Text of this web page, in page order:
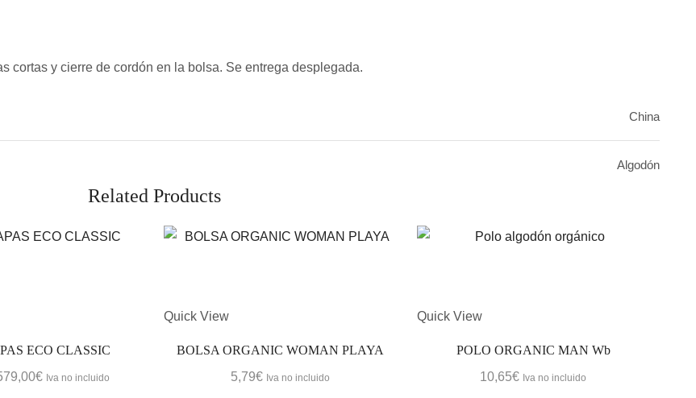
cortas y cierre de cordón en la bolsa. Se entrega desplegada.
China
Algodón
Related Products
ECO CLASSIC
€Rango
Iva no incluido
Quick View
BOLSA ORGANIC WOMAN PLAYA
5,79€ Iva no incluido
Quick View
POLO ORGANIC MAN Wb
10,65€ Iva no incluido